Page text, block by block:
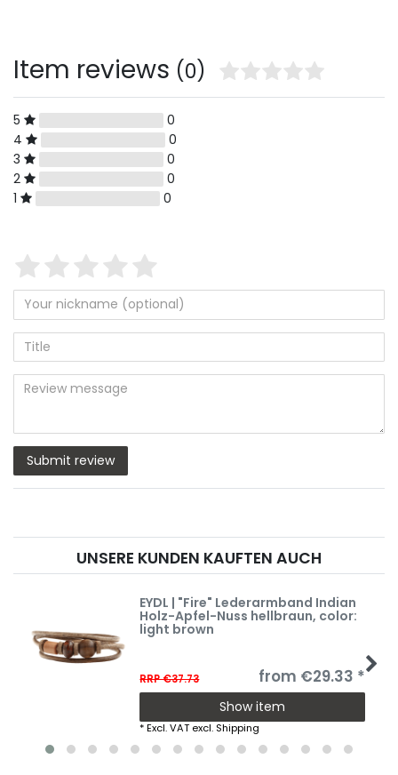
Item reviews (0)
5
0
4
0
3
0
2
0
1
0
Star
rating
of
5
star
4
of
5
star
3
of
5
star
rating
2
of
5
star
rating
1
of
5
star
rating
nickname
(optional)
Title
Review
message
Submit review
UNSERE KUNDEN KAUFTEN AUCH
EYDL | "Fire" Lederarmband Indian
Holz-Apfel-Nuss hellbraun, color:
light brown
RRP €37.73 from €29.33 *
Show item
*Excl. VAT excl. Shipping